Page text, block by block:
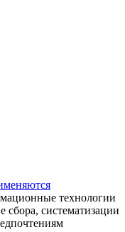
технологии
сбора, систематизации